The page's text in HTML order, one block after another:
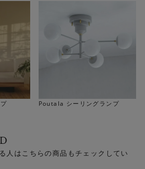
上げの場合、ガラス球はクリア球と
Poutala シーリングランプ
人はこちらの商品もチェックしてい